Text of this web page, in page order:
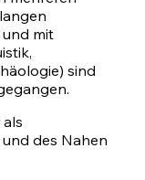
mit
sind
des Nahen